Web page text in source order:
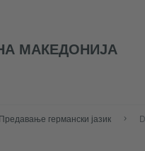
МАКЕДОНИЈА
Предавање германски јазик